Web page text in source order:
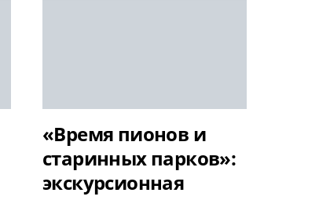
«Время пионов и
старинных парков»:
экскурсионная